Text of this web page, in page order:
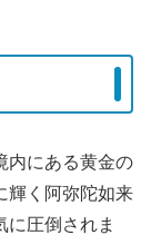
内にある黄金の
輝く阿弥陀如来
に圧倒されま